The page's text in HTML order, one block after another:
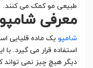
طبیعی مو کمک می کنند.
معرفی شامپو
شامپو یک ماده قلیایی
استفاده قرار می گیرد.
دیگر هیچ چیز نمی